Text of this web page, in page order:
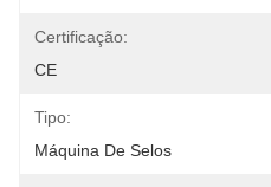
Certificação:
CE
Tipo:
Máquina De Selos